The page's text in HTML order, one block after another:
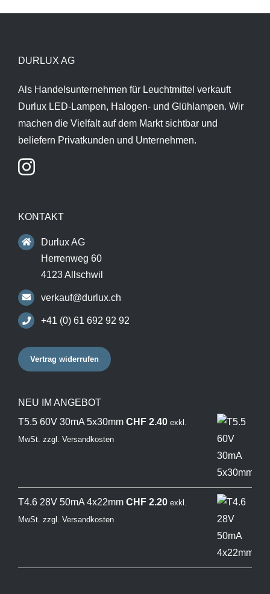
DURLUX AG
Als Handelsunternehmen für Leuchtmittel verkauft
Durlux LED-Lampen, Halogen- und Glühlampen. Wir
machen die Vielfalt auf dem Markt sichtbar und
beliefern Privatkunden und Unternehmen.
KONTAKT
Durlux AG
Herrenweg 60
4123 Allschwil
verkauf@durlux.ch
+41 (0) 61 692 92 92
Vertrag widerrufen
NEU IM ANGEBOT
T5.5 60V 30mA 5x30mm CHF2.40 exkl.
MwSt. zzgl. Versandkosten
T4.6 28V 50mA 4x22mm CHF2.20 exkl.
MwSt. zzgl. Versandkosten